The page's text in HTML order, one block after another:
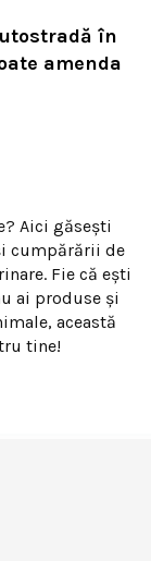
în
amenda
Aici găsești
cumpărării de
Fie că ești
ai produse și
această
tine!